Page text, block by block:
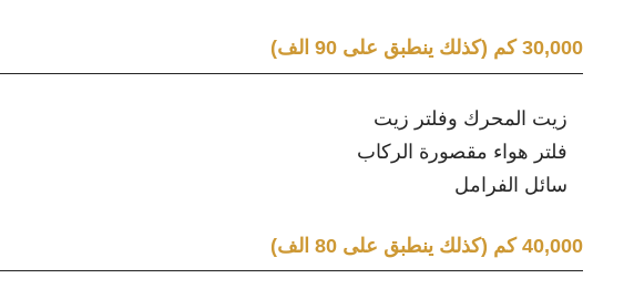
30,000 كم (كذلك ينطبق على 90 الف)
زيت المحرك وفلتر زيت
فلتر هواء مقصورة الركاب
سائل الفرامل
40,000 كم (كذلك ينطبق على 80 الف)